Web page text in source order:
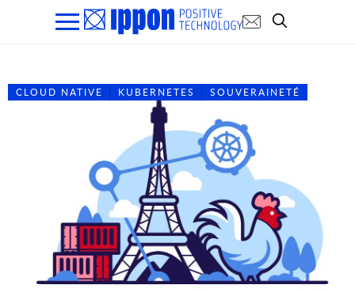
CLOUD NATIVE KUBERNETES SOUVERAINETÉ